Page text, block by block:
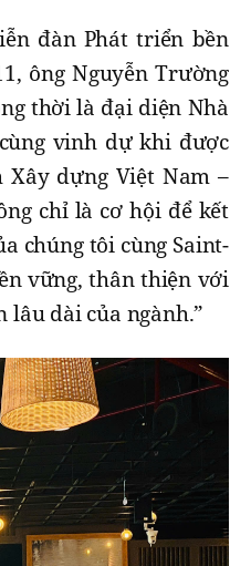
đàn Phát triển bền
ông Nguyễn Trường
thời là đại diện Nhà
vinh dự khi được
Xây dựng Việt Nam –
chỉ là cơ hội để kết
chúng tôi cùng Saint-
vững, thân thiện với
dài của ngành.”